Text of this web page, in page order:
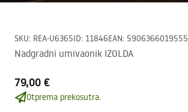
SKU: REA-U6365ID: 11846EAN: 5906366019555
Nadgradni umivaonik IZOLDA
79,00 €
Otprema prekosutra.